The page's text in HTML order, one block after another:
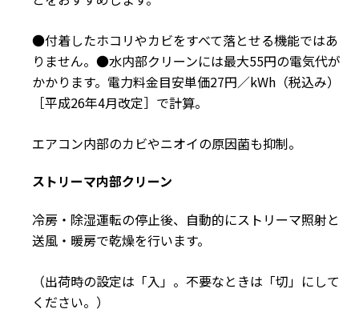
●付着したホコリやカビをすべて落とせる機能ではあ
りません。●水内部クリーンには最大55円の電気代が
かかります。電力料金目安単価27円／kWh（税込み）
［平成26年4月改定］で計算。
エアコン内部のカビやニオイの原因菌も抑制。
ストリーマ内部クリーン
冷房・除湿運転の停止後、自動的にストリーマ照射と
送風・暖房で乾燥を行います。
（出荷時の設定は「入」。不要なときは「切」にして
ください。）